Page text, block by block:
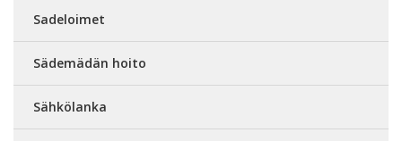
Sadeloimet
Sädemädän hoito
Sähkölanka